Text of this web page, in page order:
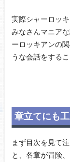
実際シャーロッ
みなさんマニア
ーロッキアンの
うな会話をする
章立てにも
まず目次を見て
と、各章が冒険